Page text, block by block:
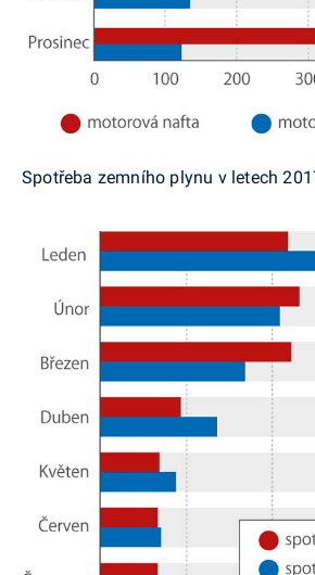
Spotřeba zemního plynu v letech